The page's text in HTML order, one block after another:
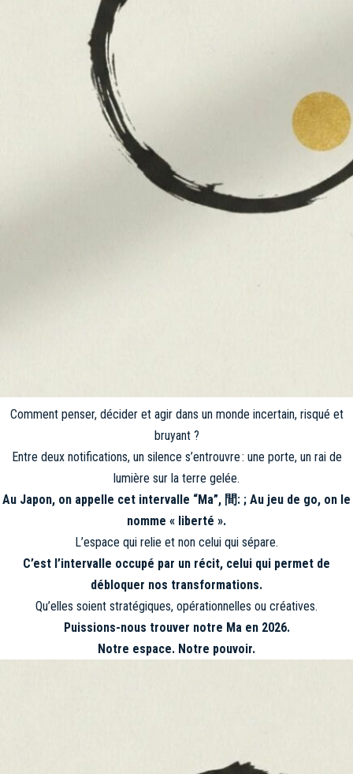
Comment penser, décider et agir dans un monde incertain, risqué et
bruyant ?
Entre deux notifications, un silence s’entrouvre : une porte, un rai de
lumière sur la terre gelée.
Au Japon, on appelle cet intervalle “Ma”, 間: ; Au jeu de go, on le
nomme « liberté ».
L’espace qui relie et non celui qui sépare.
C’est l’intervalle occupé par un récit, celui qui permet de
débloquer nos transformations.
Qu’elles soient stratégiques, opérationnelles ou créatives.
Puissions-nous trouver notre Ma en 2026.
Notre espace. Notre pouvoir.